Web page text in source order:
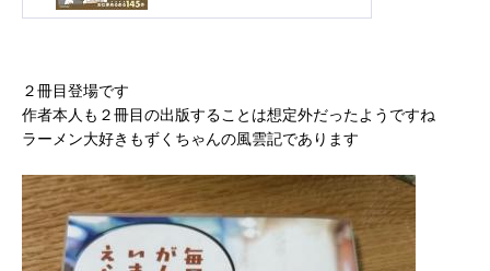
２冊目登場です
作者本人も２冊目の出版することは想定外だったようですね
ラーメン大好きもずくちゃんの風雲記であります